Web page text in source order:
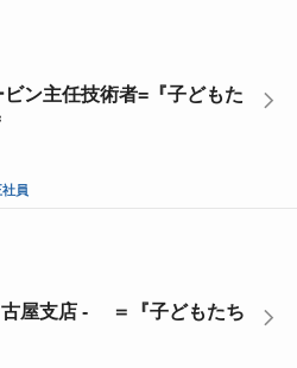
ビン主任技術者=『子どもた
社員
古屋支店 - ＝『子どもたち